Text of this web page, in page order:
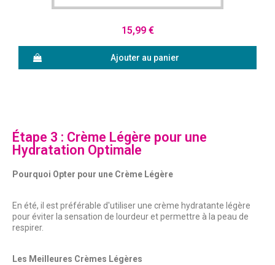
15,99 €
Ajouter au panier
Étape 3 : Crème Légère pour une
Hydratation Optimale
Pourquoi Opter pour une Crème Légère
En été, il est préférable d'utiliser une crème hydratante légère
pour éviter la sensation de lourdeur et permettre à la peau de
respirer.
Les Meilleures Crèmes Légères